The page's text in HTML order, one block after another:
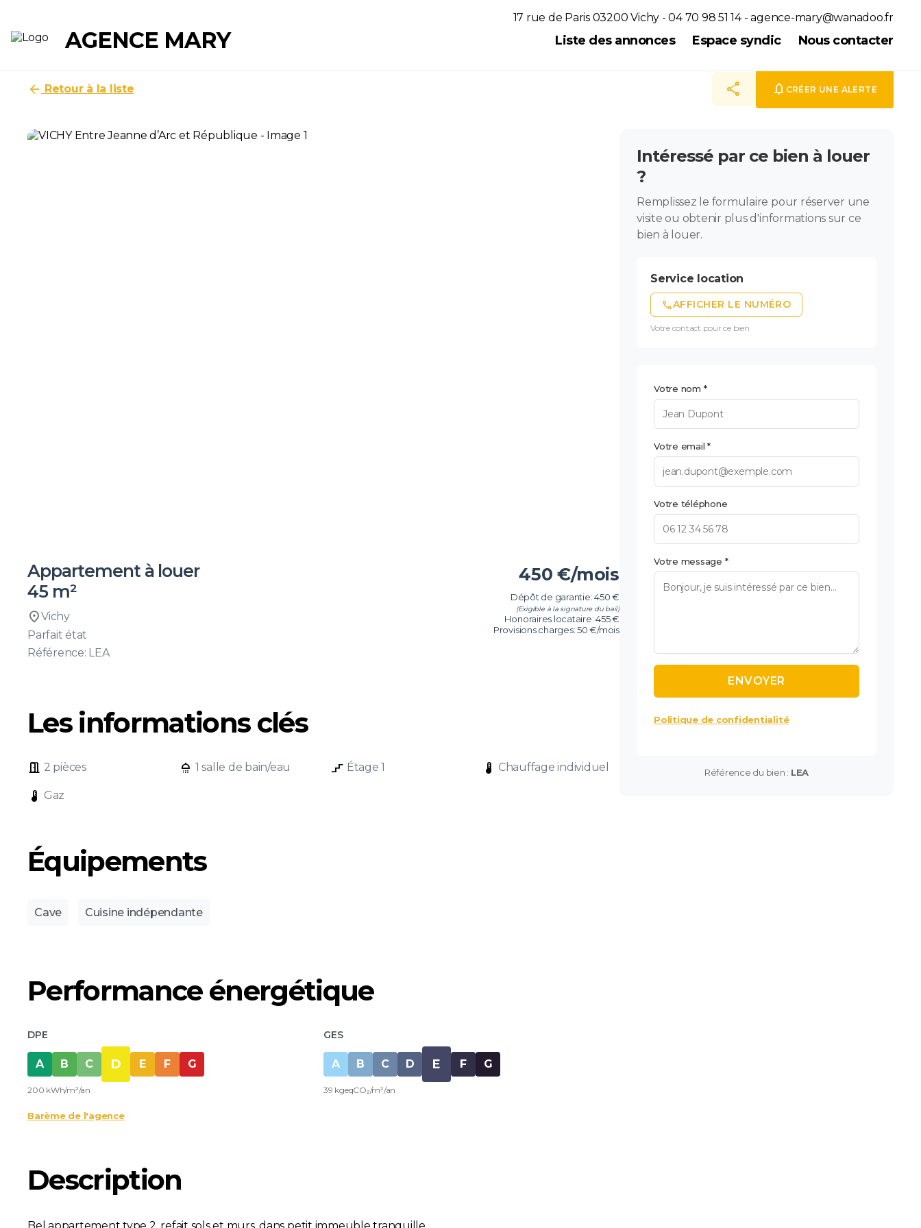
17 rue de Paris 03200 Vichy - 04 70 98 51 14 -agence-mary@wanadoo.fr
AGENCE MARY Liste des annonces Espace syndic Nous contacter
Accueil Biens à louer Appartement
arrow_back Retour à la liste share notifications CRÉER UNE ALERTE
Appartement à louer
45 m²
location_onVichy
Parfait état
Référence: LEA
450 €/mois
Dépôt de garantie: 450 €
(Exigible à la signature du bail)
Honoraires locataire: 455 €
Provisions charges: 50 €/mois
Les informations clés
door_open 2 pièces shower 1 salle de bain/eau stairs_2 Étage 1 device_thermostat Chauffage individuel
device_thermostat Gaz
Équipements
Cave Cuisine indépendante
Performance énergétique
DPE
A B C D E F G
200 kWh/m²/an
GES
A B C D E F G
39 kgeqCO₂/m²/an
Barème de l'agence
Description
Bel appartement type 2, refait sols et murs, dans petit immeuble tranquille.
Intéressé par ce bien à louer
?
Remplissez le formulaire pour réserver une
visite ou obtenir plus d'informations sur ce
bien à louer.
Service location
phoneAFFICHER LE NUMÉRO
Votre contact pour ce bien
Votre nom *
Votre email *
Votre téléphone
Votre message *
Politique de confidentialité
Référence du bien : LEA